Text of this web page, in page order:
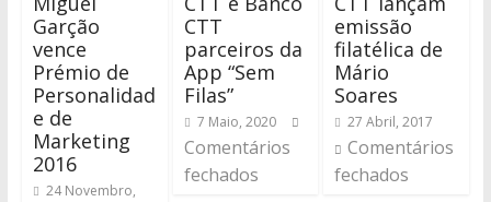
Garção
vence
Prémio de
Personalidad
e de
Marketing
2016
24 Novembro,
CTT
parceiros da
App “Sem
Filas”
7 Maio, 2020
Comentários
fechados
emissão
filatélica de
Mário
Soares
27 Abril, 2017
Comentários
fechados